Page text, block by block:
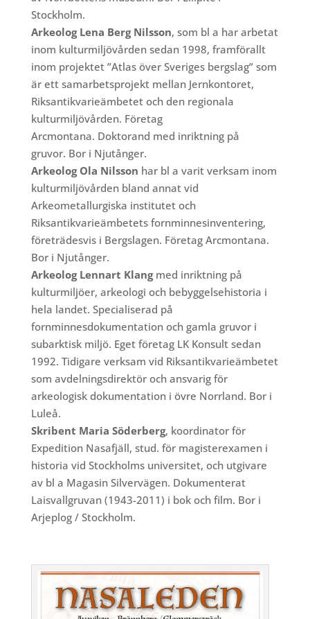
Stockholm.
Arkeolog Lena Berg Nilsson, som bl a har arbetat
inom kulturmiljövården sedan 1998, framförallt
inom projektet ”Atlas över Sveriges bergslag” som
är ett samarbetsprojekt mellan Jernkontoret,
Riksantikvarieämbetet och den regionala
kulturmiljövården. Företag
Arcmontana. Doktorand med inriktning på
gruvor. Bor i Njutånger.
Arkeolog Ola Nilsson har bl a varit verksam inom
kulturmiljövården bland annat vid
Arkeometallurgiska institutet och
Riksantikvarieämbetets fornminnesinventering,
företrädesvis i Bergslagen. Företag Arcmontana.
Bor i Njutånger.
Arkeolog Lennart Klangmed inriktning på
kulturmiljöer, arkeologi och bebyggelsehistoria i
hela landet. Specialiserad på
fornminnesdokumentation och gamla gruvor i
subarktisk miljö. Eget företag LK Konsult sedan
1992. Tidigare verksam vid Riksantikvarieämbetet
som avdelningsdirektör och ansvarig för
arkeologisk dokumentation i övre Norrland. Bor i
Luleå.
Skribent Maria Söderberg, koordinator för
Expedition Nasafjäll, stud. för magisterexamen i
historia vid Stockholms universitet, och utgivare
av bl a Magasin Silvervägen. Dokumenterat
Laisvallgruvan (1943-2011) i bok och film. Bor i
Arjeplog / Stockholm.